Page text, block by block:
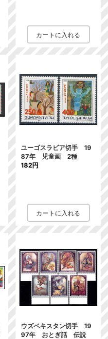
ユーゴスラビア切手 19
87年 児童画 2種
182円
ウズベキスタン切手 19
97年 おとぎ話 伝説